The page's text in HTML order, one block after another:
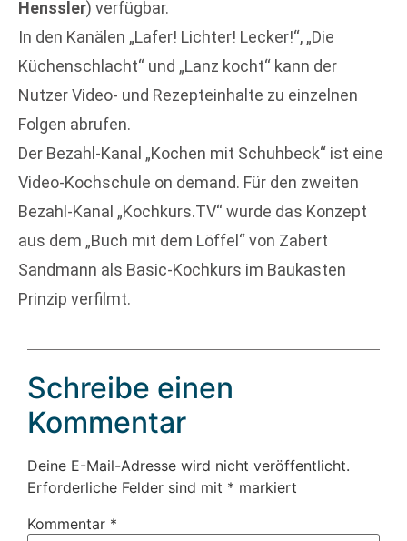
Henssler) verfügbar.
In den Kanälen „Lafer! Lichter! Lecker!“, „Die
Küchenschlacht“ und „Lanz kocht“ kann der
Nutzer Video- und Rezepteinhalte zu einzelnen
Folgen abrufen.
Der Bezahl-Kanal „Kochen mit Schuhbeck“ ist eine
Video-Kochschule on demand. Für den zweiten
Bezahl-Kanal „Kochkurs.TV“ wurde das Konzept
aus dem „Buch mit dem Löffel“ von Zabert
Sandmann als Basic-Kochkurs im Baukasten
Prinzip verfilmt.
Schreibe einen
Kommentar
Deine E-Mail-Adresse wird nicht veröffentlicht.
Erforderliche Felder sind mit * markiert
Kommentar *